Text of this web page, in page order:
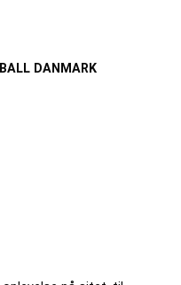
DANMARK